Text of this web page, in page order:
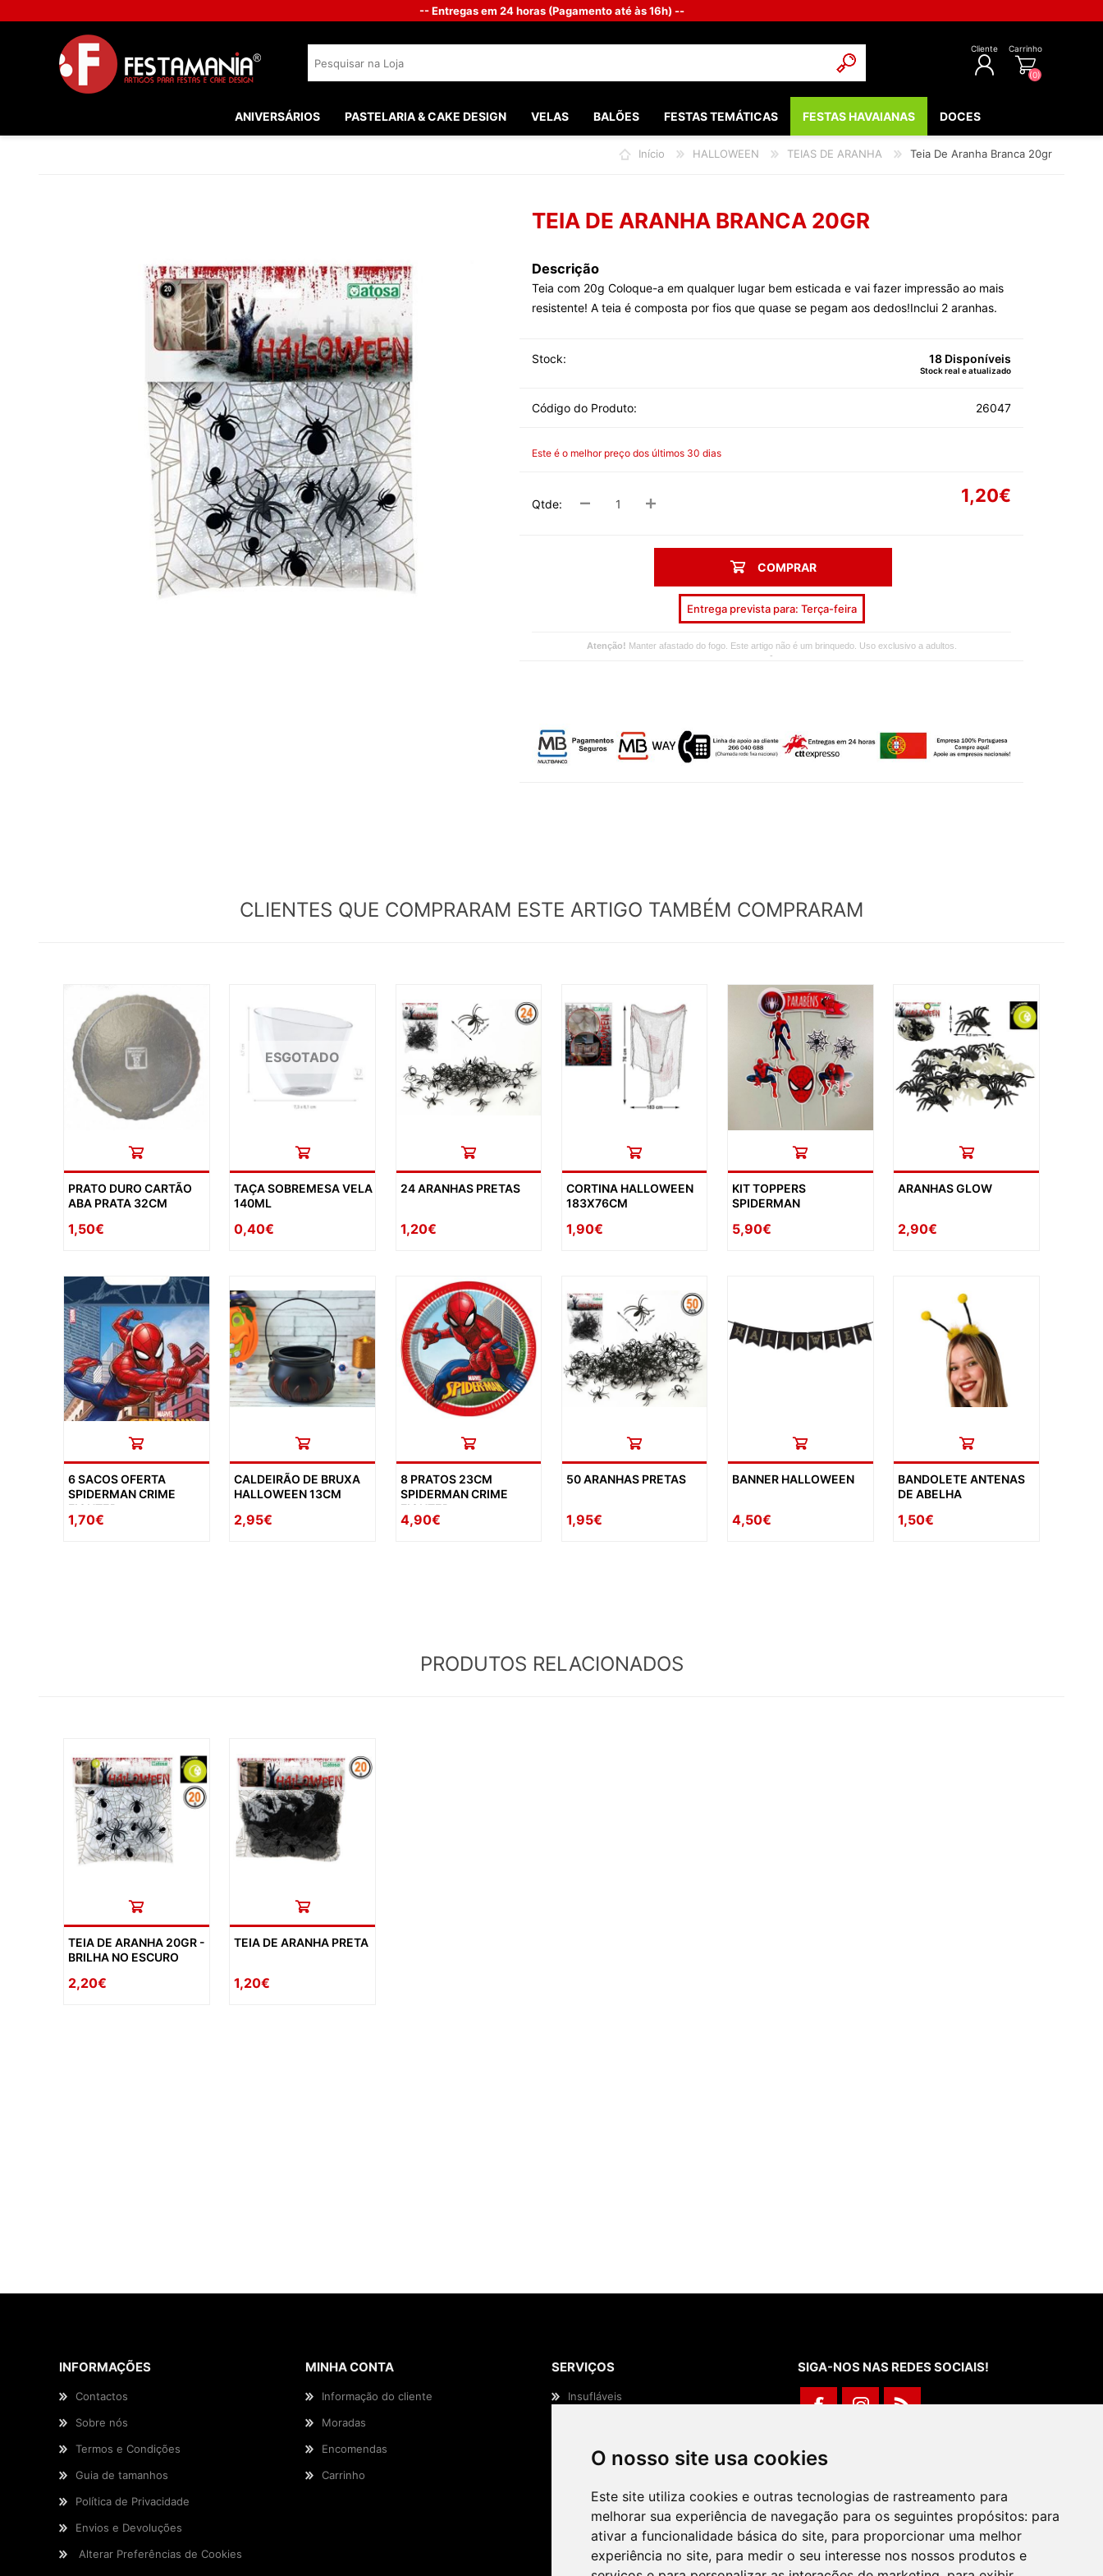
O nosso site usa cookies
Este site utiliza cookies e outras tecnologias de rastreamento para
melhorar sua experiência de navegação para os seguintes propósitos: para
ativar a funcionalidade básica do site, para proporcionar uma melhor
experiência no site, para medir o seu interesse nos nossos produtos e
-- Entregas em 24 horas (Pagamento até às 16h) --
Cliente
REGISTAR
INICIAR SESSÃO
Carrinho
(0)
ANIVERSÁRIOS PASTELARIA & CAKE DESIGN VELAS BALÕES FESTAS TEMÁTICAS
FESTA GLOW - FLUORESCENTE
PHOTOBOOTH
VERÃO
CARNAVAL
DIA NAMORADOS
DIA DO PAI
FESTAS HAVAIANAS DOCES
Início HALLOWEEN TEIAS DE ARANHA Teia De Aranha Branca 20gr
TEIA DE ARANHA BRANCA 20GR
Descrição
Teia com 20g Coloque-a em qualquer lugar bem esticada e vai fazer impressão ao mais
resistente! A teia é composta por fios que quase se pegam aos dedos!Inclui 2 aranhas.
Stock: 18 Disponíveis
Stock real e atualizado
Código do Produto: 26047
Este é o melhor preço dos últimos 30 dias
1,20€
Qtde:
COMPRAR
Entrega prevista para: Terça-feira
Atenção! Manter afastado do fogo. Este artigo não é um brinquedo. Uso exclusivo a adultos.
-
CLIENTES QUE COMPRARAM ESTE ARTIGO TAMBÉM COMPRARAM
PRATO DURO CARTÃO
ABA PRATA 32CM
1,50€
ESGOTADO
TAÇA SOBREMESA VELA
140ML
0,40€
24 ARANHAS PRETAS
1,20€
CORTINA HALLOWEEN
183X76CM
1,90€
KIT TOPPERS
SPIDERMAN
5,90€
ARANHAS GLOW
2,90€
6 SACOS OFERTA
SPIDERMAN CRIME
FIGHTER
1,70€
CALDEIRÃO DE BRUXA
HALLOWEEN 13CM
2,95€
8 PRATOS 23CM
SPIDERMAN CRIME
FIGHTER
4,90€
50 ARANHAS PRETAS
1,95€
BANNER HALLOWEEN
4,50€
BANDOLETE ANTENAS
DE ABELHA
1,50€
PRODUTOS RELACIONADOS
TEIA DE ARANHA 20GR -
BRILHA NO ESCURO
2,20€
TEIA DE ARANHA PRETA
1,20€
INFORMAÇÕES
Contactos
Sobre nós
Termos e Condições
Guia de tamanhos
Política de Privacidade
Envios e Devoluções
Alterar Preferências de Cookies
MINHA CONTA
Informação do cliente
Moradas
Encomendas
Carrinho
SERVIÇOS
Insufláveis
Efeitos Especiais
SIGA-NOS NAS REDES SOCIAIS!
Monsaraz
Nacional)